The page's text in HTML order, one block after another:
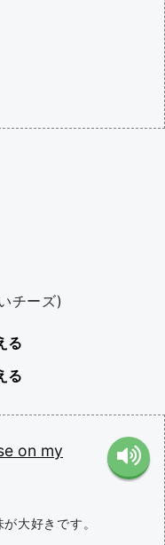
チーズ)
る
る
on my
大好きです。